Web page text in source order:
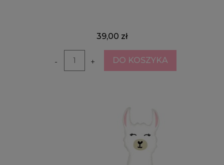
39,00 zł
- + DO KOSZYKA